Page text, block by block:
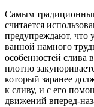
Самым
считается
предупреждают, что
ванной намного
особенностей слива
плотно
который заранее
к сливу, и с его
движений вперед-